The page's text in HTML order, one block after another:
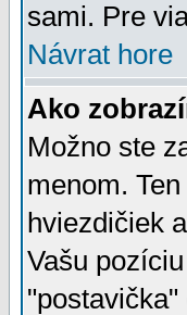
sami. Pre
Návrat hore
Ako
Možno ste
menom.
hviezdičiek
Vašu